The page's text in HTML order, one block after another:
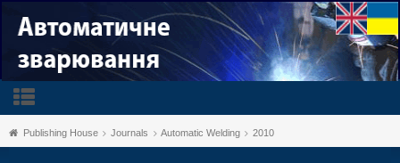
Publishing House Journals Automatic Welding 2010